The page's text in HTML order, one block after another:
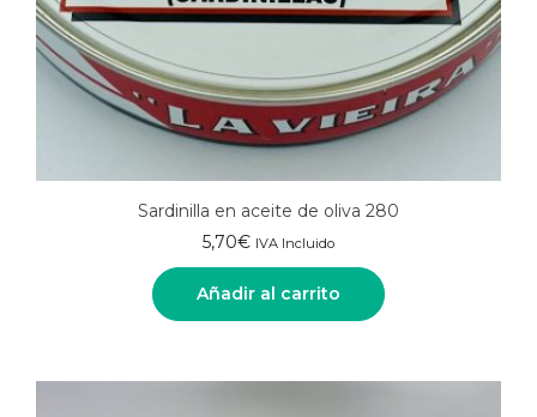
Sardinilla en aceite de oliva 280
5,70€ IVA Incluido
Añadir al carrito